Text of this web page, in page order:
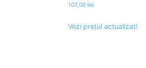
107,00 lei
Vezi prețul actualizat!